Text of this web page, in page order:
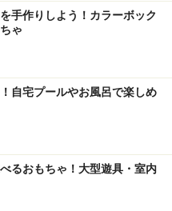
手作りしよう！カラーボック
ゃ
自宅プールやお風呂で楽しめ
るおもちゃ！大型遊具・室内